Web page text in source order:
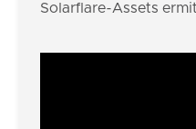
Solarflare-Assets